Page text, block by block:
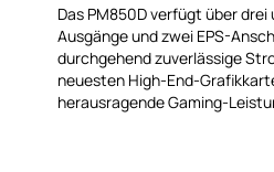
Das PM850D verfügt über drei
Ausgänge und zwei EPS-
durchgehend zuverlässige
neuesten High-End-
herausragende Gaming-